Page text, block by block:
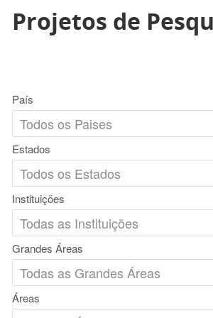
Projetos de
País
Estados
Instituições
Grandes Áreas
Áreas